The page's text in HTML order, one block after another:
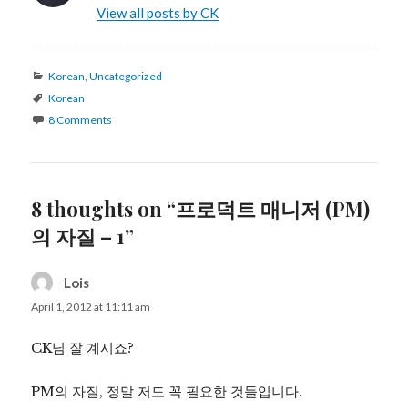
View all posts by CK
Categories
Korean ,Uncategorized
Tags
Korean
8 Comments
8 thoughts on “프로덕트 매니저 (PM)
의 자질 – 1”
Lois
April 1, 2012 at 11:11 am
CK님 잘 계시죠?
PM의 자질, 정말 저도 꼭 필요한 것들입니다.